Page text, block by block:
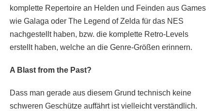
komplette Repertoire an Helden und Feinden aus Games
wie Galaga oder The Legend of Zelda für das NES
nachgestellt haben, bzw. die komplette Retro-Levels
erstellt haben, welche an die Genre-Größen erinnern.
A Blast from the Past?
Dass man gerade aus diesem Grund technisch keine
schweren Geschütze auffährt ist vielleicht verständlich.